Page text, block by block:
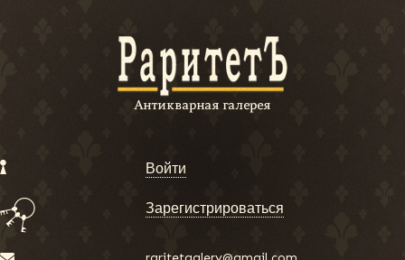
Войти
Зарегистрироваться